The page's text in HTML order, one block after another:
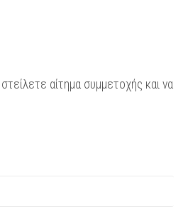
αίτημα συμμετοχής και να